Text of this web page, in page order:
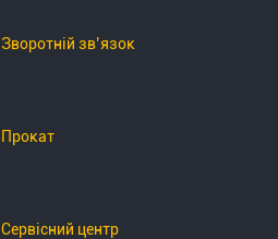
Зворотній зв’язок
Прокат
Сервісний центр